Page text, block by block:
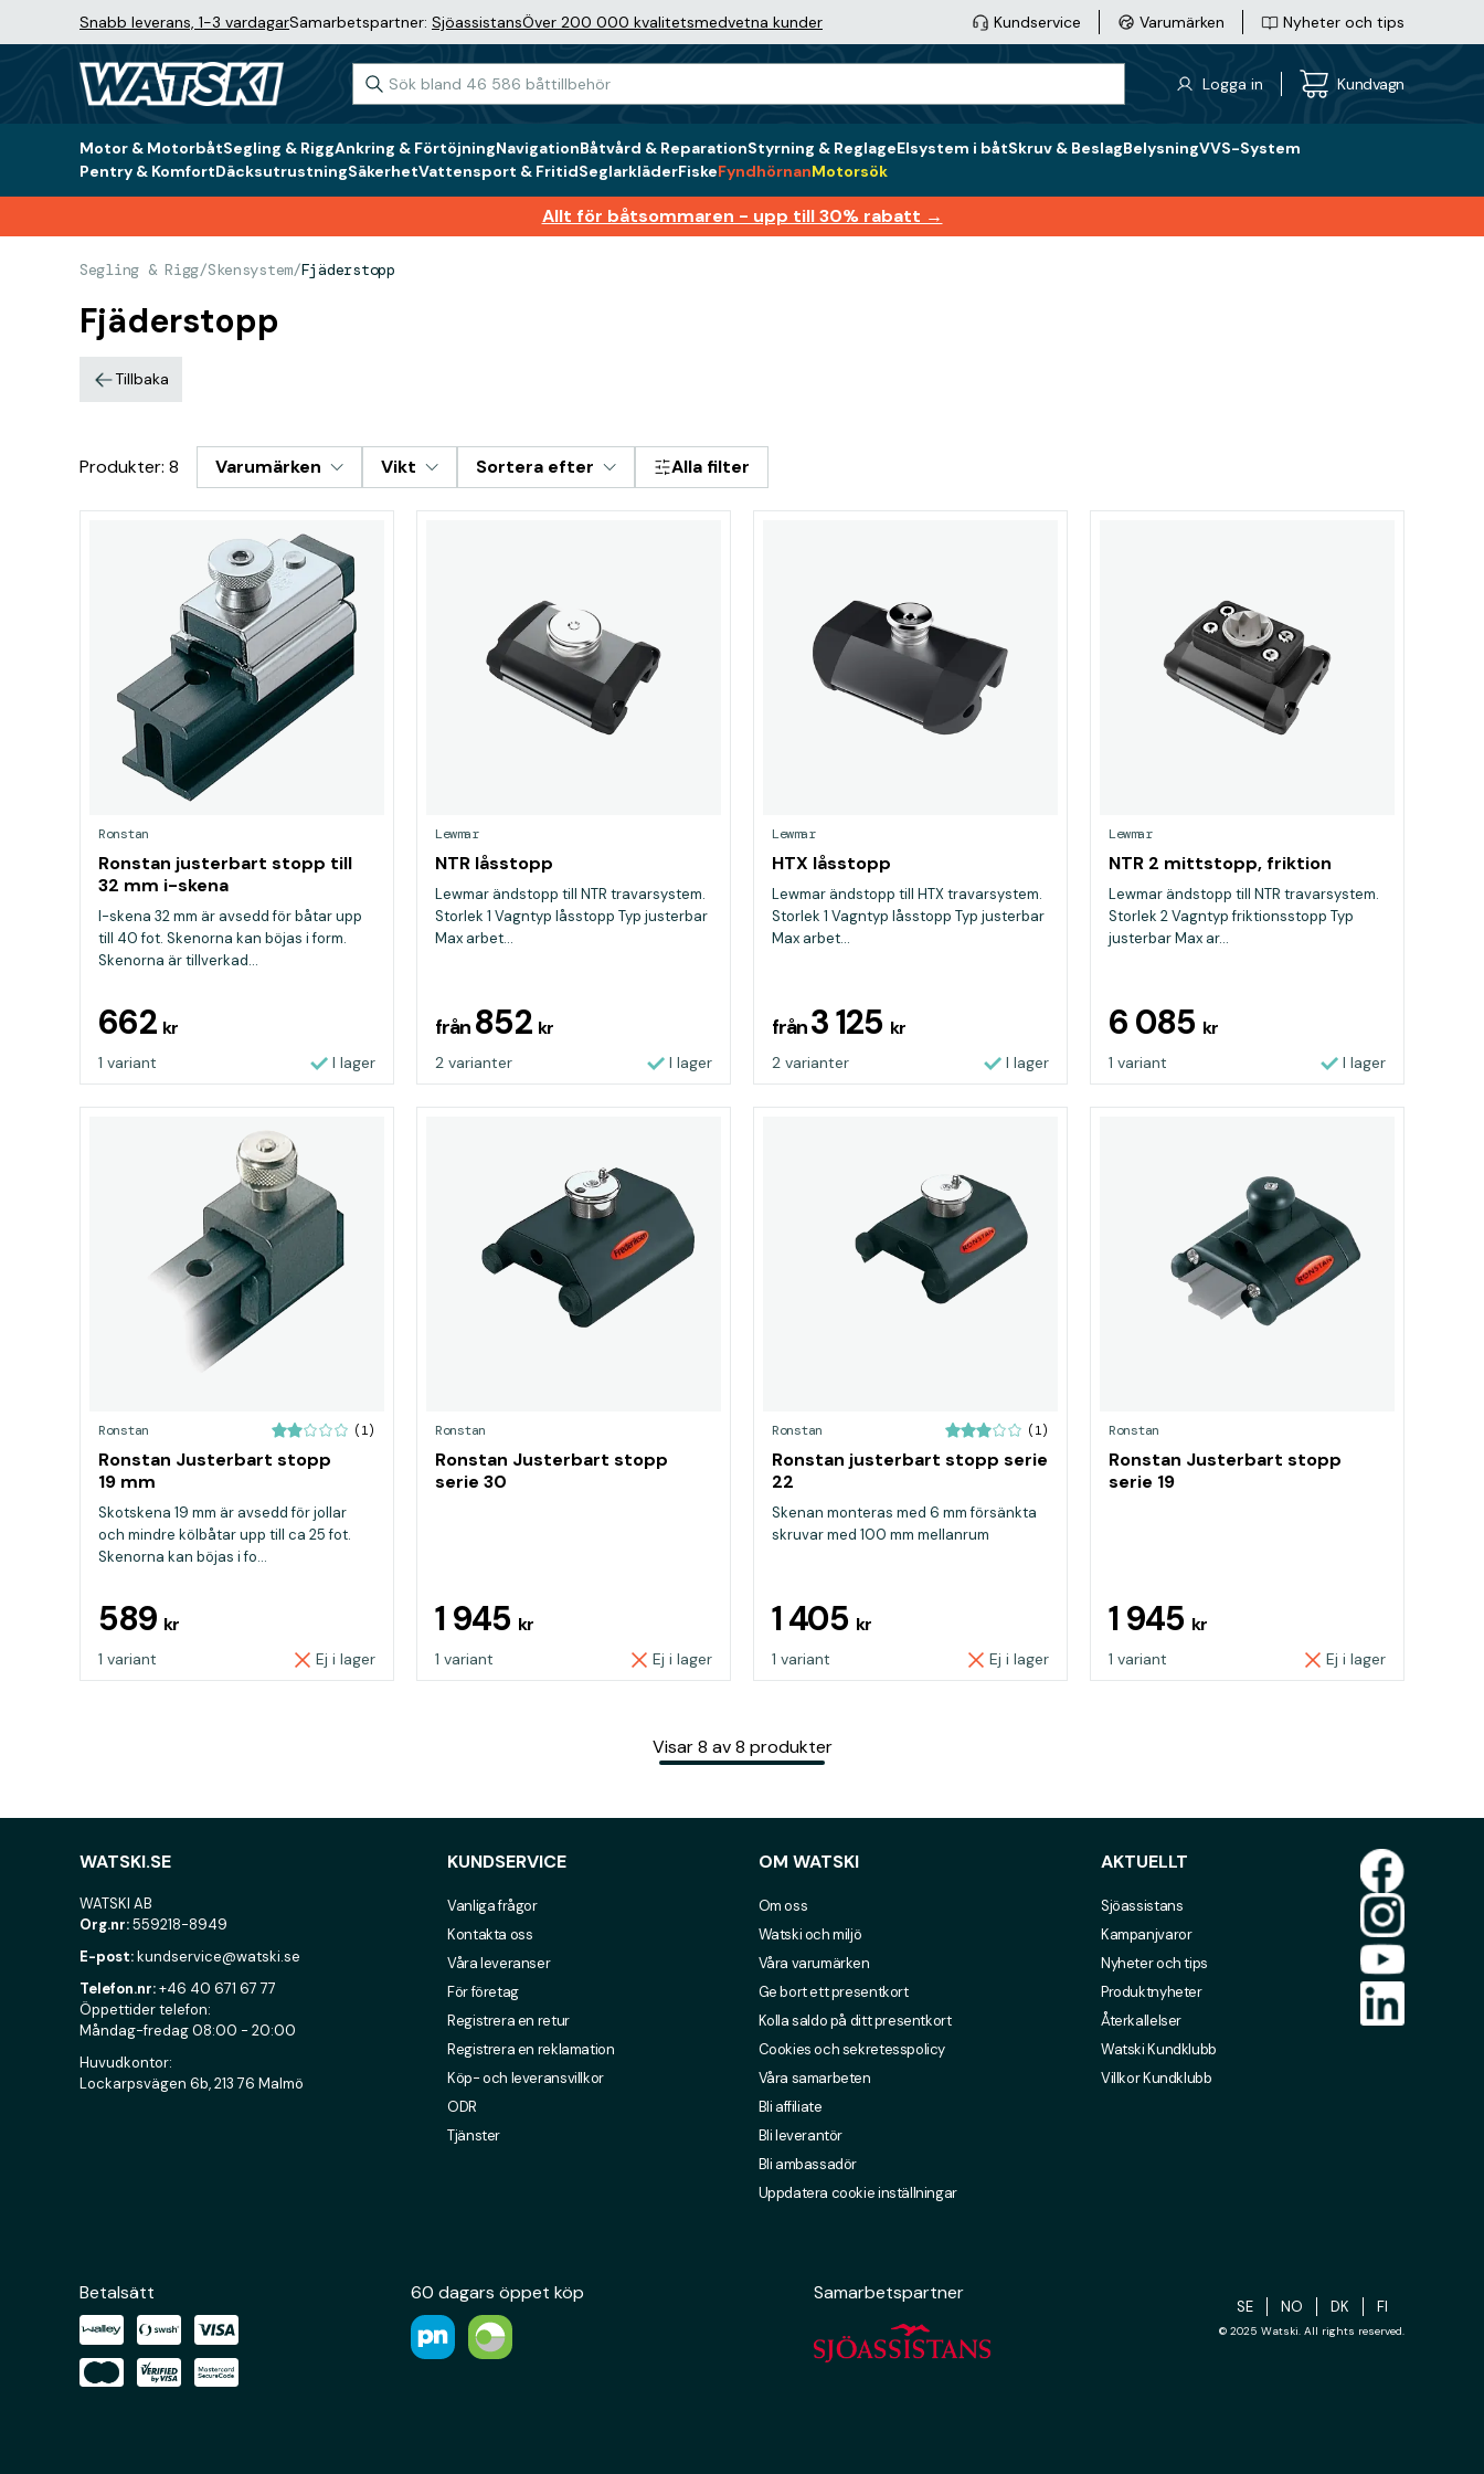
Snabb leverans, 1-3 vardagarSamarbetspartner: SjöassistansÖver 200 000 kvalitetsmedvetna kunder Kundservice Varumärken Nyheter och tips
Logga in Kundvagn
Motor & MotorbåtSegling & RiggAnkring & FörtöjningNavigationBåtvård & ReparationStyrning & ReglageElsystem i båtSkruv & BeslagBelysningVVS-System
Pentry & KomfortDäcksutrustningSäkerhetVattensport & FritidSeglarkläderFiskeFyndhörnanMotorsök
Allt för båtsommaren - upp till 30% rabatt →
Segling & Rigg/Skensystem/Fjäderstopp
Fjäderstopp
Tillbaka
Produkter: 8 Varumärken Vikt Sortera efter Alla filter
Ronstan
Ronstan justerbart stopp till
32 mm i-skena
I-skena 32 mm är avsedd för båtar upp
till 40 fot. Skenorna kan böjas i form.
Skenorna är tillverkad...
662 kr
1 variant I lager
Lewmar
NTR låsstopp
Lewmar ändstopp till NTR travarsystem.
Storlek 1 Vagntyp låsstopp Typ justerbar
Max arbet...
från 852 kr
2 varianter I lager
Lewmar
HTX låsstopp
Lewmar ändstopp till HTX travarsystem.
Storlek 1 Vagntyp låsstopp Typ justerbar
Max arbet...
från3 125 kr
2 varianter I lager
Lewmar
NTR 2 mittstopp, friktion
Lewmar ändstopp till NTR travarsystem.
Storlek 2 Vagntyp friktionsstopp Typ
justerbar Max ar...
6 085 kr
1 variant I lager
Ronstan (1)
Ronstan Justerbart stopp
19 mm
Skotskena 19 mm är avsedd för jollar
och mindre kölbåtar upp till ca 25 fot.
Skenorna kan böjas i fo...
589 kr
1 variant Ej i lager
Ronstan
Ronstan Justerbart stopp
serie 30
1 945 kr
1 variant Ej i lager
Ronstan (1)
Ronstan justerbart stopp serie
22
Skenan monteras med 6 mm försänkta
skruvar med 100 mm mellanrum
1 405 kr
1 variant Ej i lager
Ronstan
Ronstan Justerbart stopp
serie 19
1 945 kr
1 variant Ej i lager
Visar 8 av 8 produkter
WATSKI.SE
WATSKI AB
Org.nr:559218-8949
E-post:kundservice@watski.se
Telefon.nr:+46 40 671 67 77
Öppettider telefon:
Måndag-fredag 08:00 - 20:00
Huvudkontor:
Lockarpsvägen 6b, 213 76 Malmö
KUNDSERVICE
Vanliga frågor
Kontakta oss
Våra leveranser
För företag
Registrera en retur
Registrera en reklamation
Köp- och leveransvillkor
ODR
Tjänster
OM WATSKI
Om oss
Watski och miljö
Våra varumärken
Ge bort ett presentkort
Kolla saldo på ditt presentkort
Cookies och sekretesspolicy
Våra samarbeten
Bli affiliate
Bli leverantör
Bli ambassadör
Uppdatera cookie inställningar
AKTUELLT
Sjöassistans
Kampanjvaror
Nyheter och tips
Produktnyheter
Återkallelser
Watski Kundklubb
Villkor Kundklubb
Betalsätt 60 dagars öppet köp Samarbetspartner
SE NO DK FI
© 2025 Watski. All rights reserved.